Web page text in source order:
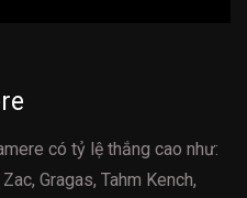
có tỷ lệ thắng cao như:
Gragas, Tahm Kench,